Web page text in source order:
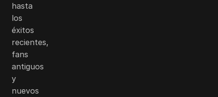
hasta
los
éxitos
recientes,
fans
antiguos
y
nuevos